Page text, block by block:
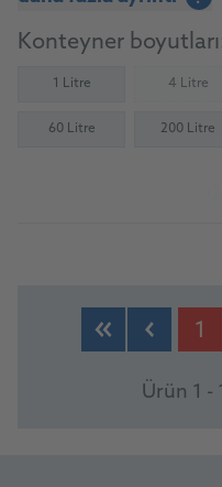
Konteyner
1 Litre 4 Litre
(Not
60 Litre 200 Litre
1
Ürün 1 -